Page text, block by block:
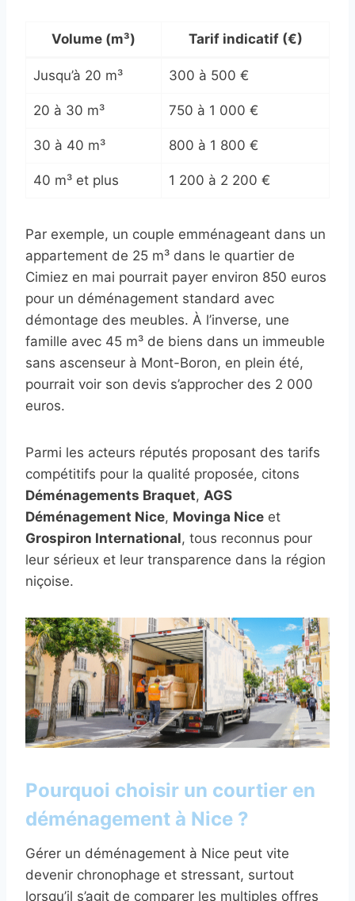
Volume (m³) Tarif indicatif (€)
Jusqu’à 20 m³ 300 à 500 €
20 à 30 m³ 750 à 1 000 €
30 à 40 m³ 800 à 1 800 €
40 m³ et plus 1 200 à 2 200 €
Par exemple, un couple emménageant dans un
appartement de 25 m³ dans le quartier de
Cimiez en mai pourrait payer environ 850 euros
pour un déménagement standard avec
démontage des meubles. À l’inverse, une
famille avec 45 m³ de biens dans un immeuble
sans ascenseur à Mont-Boron, en plein été,
pourrait voir son devis s’approcher des 2 000
euros.
Parmi les acteurs réputés proposant des tarifs
compétitifs pour la qualité proposée, citons
Déménagements Braquet, AGS
Déménagement Nice, Movinga Nice et
Grospiron International, tous reconnus pour
leur sérieux et leur transparence dans la région
niçoise.
Pourquoi choisir un courtier en
déménagement à Nice ?
Gérer un déménagement à Nice peut vite
devenir chronophage et stressant, surtout
lorsqu’il s’agit de comparer les multiples offres